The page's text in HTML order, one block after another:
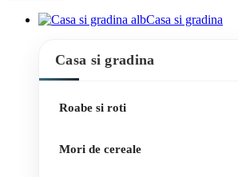
Casa si gradina
Casa si gradina
Roabe si roti
Mori de cereale